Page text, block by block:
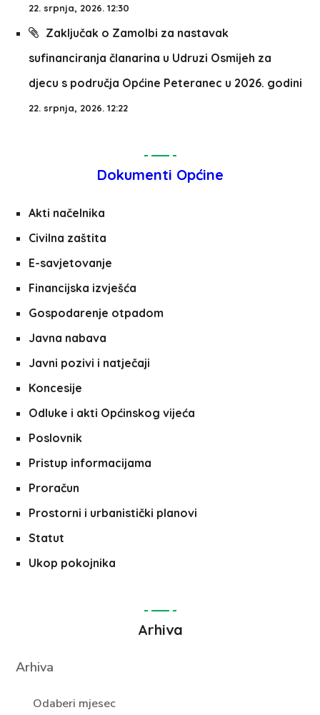
22. srpnja, 2026. 12:30
Zaključak o Zamolbi za nastavak
sufinanciranja članarina u Udruzi Osmijeh za
djecu s područja Općine Peteranec u 2026. godini
22. srpnja, 2026. 12:22
Dokumenti Općine
Akti načelnika
Civilna zaštita
E-savjetovanje
Financijska izvješća
Gospodarenje otpadom
Javna nabava
Javni pozivi i natječaji
Koncesije
Odluke i akti Općinskog vijeća
Poslovnik
Pristup informacijama
Proračun
Prostorni i urbanistički planovi
Statut
Ukop pokojnika
Arhiva
Arhiva